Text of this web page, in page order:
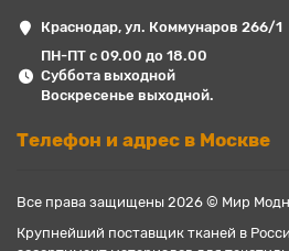
Краснодар, ул. Коммунаров 266/1
ПН-ПТ с 09.00 до 18.00
Суббота выходной
Воскресенье выходной.
Телефон и адрес в Москве
Все права защищены 2026 © Мир
Крупнейший поставщик тканей в